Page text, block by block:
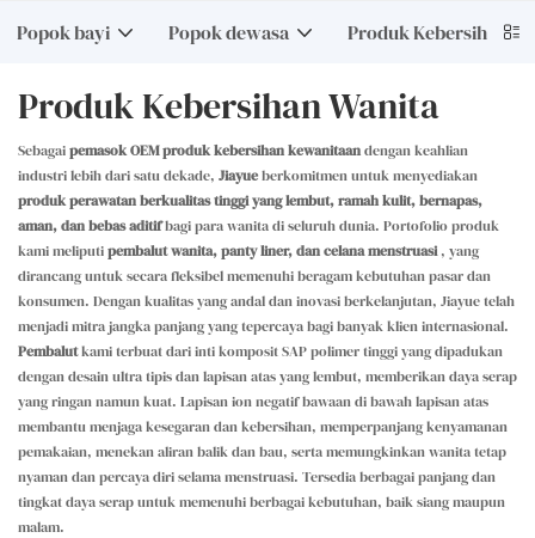
Popok bayi Popok dewasa Produk Kebersihan
Produk Kebersihan Wanita
Sebagaipemasok OEM produk kebersihan kewanitaandengan keahlian
industri lebih dari satu dekade, Jiayueberkomitmen untuk menyediakan
produk perawatan berkualitas tinggi yang lembut, ramah kulit, bernapas,
aman, dan bebas aditifbagi para wanita di seluruh dunia. Portofolio produk
kami meliputipembalut wanita, panty liner, dan celana menstruasi, yang
dirancang untuk secara fleksibel memenuhi beragam kebutuhan pasar dan
konsumen. Dengan kualitas yang andal dan inovasi berkelanjutan, Jiayue telah
menjadi mitra jangka panjang yang tepercaya bagi banyak klien internasional.
Pembalutkami terbuat dari inti komposit SAP polimer tinggi yang dipadukan
dengan desain ultra tipis dan lapisan atas yang lembut, memberikan daya serap
yang ringan namun kuat. Lapisan ion negatif bawaan di bawah lapisan atas
membantu menjaga kesegaran dan kebersihan, memperpanjang kenyamanan
pemakaian, menekan aliran balik dan bau, serta memungkinkan wanita tetap
nyaman dan percaya diri selama menstruasi. Tersedia berbagai panjang dan
tingkat daya serap untuk memenuhi berbagai kebutuhan, baik siang maupun
malam.